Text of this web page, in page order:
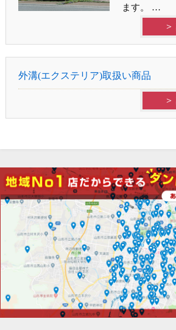
ます。 …
外溝(エクステリア)取扱い商品